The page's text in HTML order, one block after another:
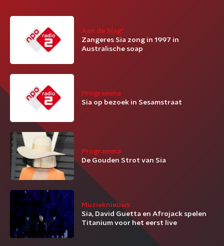
Aan de Slag!
Zangeres Sia zong in 1997 in
Australische soap
Programma
Sia op bezoek in Sesamstraat
Programma
De Gouden Strot van Sia
Muzieknieuws
Sia, David Guetta en Afrojack spelen
Titanium voor het eerst live